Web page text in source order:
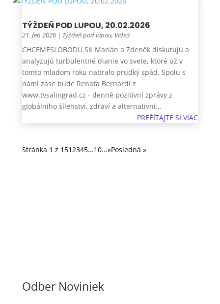
TÝŽDEŇ POD LUPOU, 20.02.2026
21. feb 2026| Týždeň pod lupou, Videá
CHCEMESLOBODU.SK Marián a Zdeněk diskutujú a
analyzujú turbulentné dianie vo svete, ktoré už v
tomto mladom roku nabralo prudký spád. Spolu s
námi zase bude Renata Bernardi z
www.tvsalingrad.cz - denně pozitivní zprávy z
globálního šílenství, zdraví a alternativní...
PREÈÍTAJTE SI VIAC
Stránka 1 z 1512345...10...»Posledná »
Odber Noviniek